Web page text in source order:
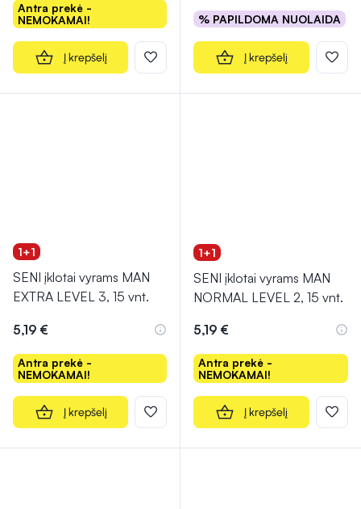
Antra prekė -
NEMOKAMAI!
Į krepšelį
% PAPILDOMA NUOLAIDA
Į krepšelį
1+1
SENI įklotai vyrams MAN
EXTRA LEVEL 3, 15 vnt.
5,19 €
Antra prekė -
NEMOKAMAI!
Į krepšelį
1+1
SENI įklotai vyrams MAN
NORMAL LEVEL 2, 15 vnt.
5,19 €
Antra prekė -
NEMOKAMAI!
Į krepšelį